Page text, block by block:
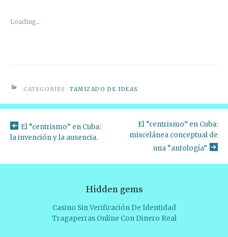
Loading...
CATEGORIES:TAMIZADO DE IDEAS
El “centrismo” en Cuba:
la invención y la ausencia.
El “centrismo” en Cuba:
miscelánea conceptual de
una “antología”
Hidden gems
Casino Sin Verificación De Identidad
Tragaperras Online Con Dinero Real